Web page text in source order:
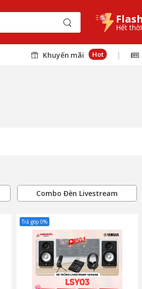
Hết
Khuyến mãi Hot |
Combo Đèn Livestream
Trả góp 0%